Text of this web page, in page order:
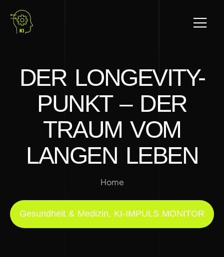
DER LONGEVITY-
PUNKT – DER
TRAUM VOM
LANGEN LEBEN
Home
Gesundheit & Medizin, KI-IMPULS MONITOR